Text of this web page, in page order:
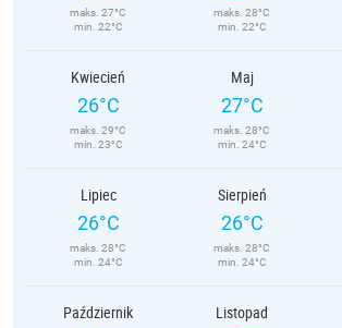
maks. 27°C
min. 22°C
maks. 28°C
min. 22°C
Kwiecień
26°C
maks. 29°C
min. 23°C
Maj
27°C
maks. 28°C
min. 24°C
Lipiec
26°C
maks. 28°C
min. 24°C
Sierpień
26°C
maks. 28°C
min. 24°C
Październik Listopad